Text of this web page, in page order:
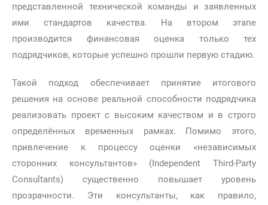
представленной технической команды и заявленных
ими стандартов качества. На втором этапе
производится финансовая оценка только тех
подрядчиков, которые успешно прошли первую стадию.
Такой подход обеспечивает принятие итогового
решения на основе реальной способности подрядчика
реализовать проект с высоким качеством и в строго
определённых временных рамках. Помимо этого,
привлечение к процессу оценки «независимых
сторонних консультантов» (Independent Third-Party
Consultants) существенно повышает уровень
прозрачности. Эти консультанты, как правило,